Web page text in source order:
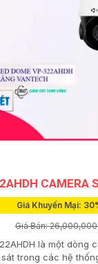
CAMERA
Giá Khuyến Mại:
Giá Bán:
là một dòng
trong các hệ